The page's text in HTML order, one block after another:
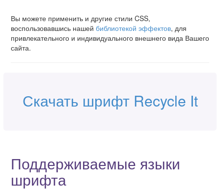
Вы можете применить и другие стили CSS,
воспользовавшись нашей библиотекой эффектов, для
привлекательного и индивидуального внешнего вида Вашего
сайта.
Скачать шрифт Recycle It
Поддерживаемые языки
шрифта